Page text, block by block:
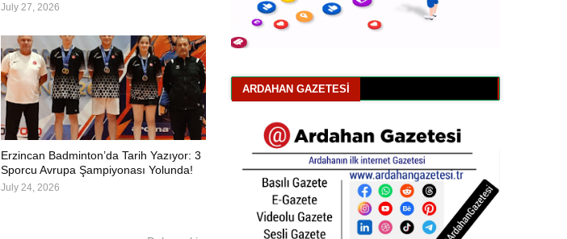
July 27, 2026
Erzincan Badminton’da Tarih Yazıyor: 3
Sporcu Avrupa Şampiyonası Yolunda!
July 24, 2026
ARDAHAN GAZETESI